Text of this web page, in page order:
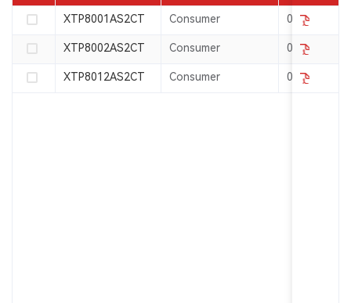
Consumer 0.1
Consumer 0.1
Consumer 0.1
XTP8001AS2CT
XTP8002AS2CT
XTP8012AS2CT